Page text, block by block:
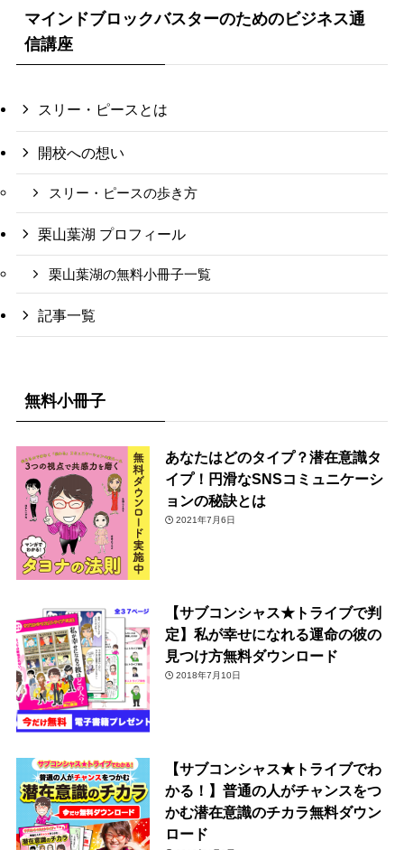
マインドブロックバスターのためのビジネス通
信講座
スリー・ピースとは
開校への想い
スリー・ピースの歩き方
栗山葉湖 プロフィール
栗山葉湖の無料小冊子一覧
記事一覧
無料小冊子
あなたはどのタイプ？潜在意識タ
イプ！円滑なSNSコミュニケーシ
ョンの秘訣とは
2021年7月6日
【サブコンシャス★トライブで判
定】私が幸せになれる運命の彼の
見つけ方無料ダウンロード
2018年7月10日
【サブコンシャス★トライブでわ
かる！】普通の人がチャンスをつ
かむ潜在意識のチカラ無料ダウン
ロード